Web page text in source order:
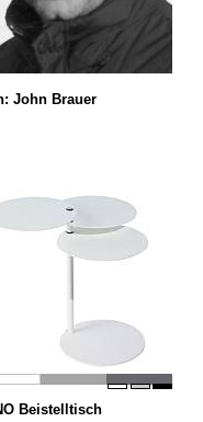
John Brauer
Beistelltisch